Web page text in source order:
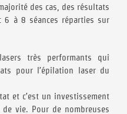
des cas, des résultats
6 à 8 séances réparties sur
très performants qui
pour l’épilation laser du
et c’est un investissement
vie. Pour de nombreuses